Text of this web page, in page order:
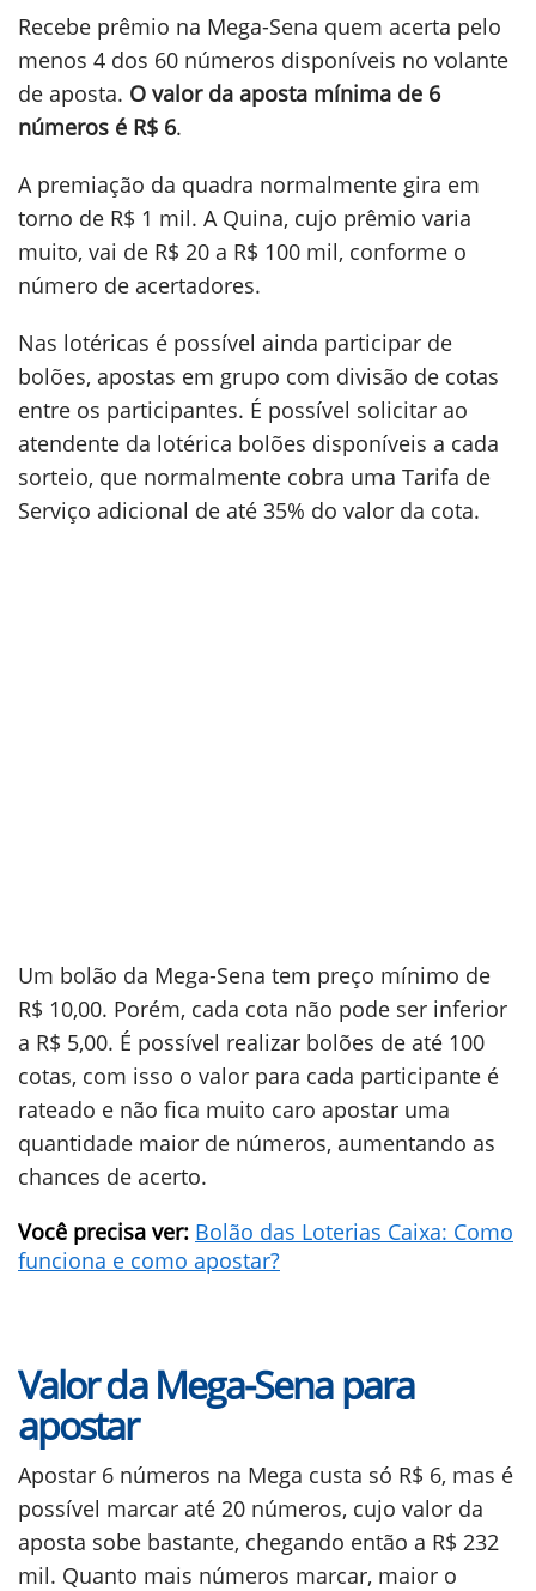
Recebe prêmio na Mega-Sena quem acerta pelo
menos 4 dos 60 números disponíveis no volante
de aposta. O valor da aposta mínima de 6
números é R$ 6.
A premiação da quadra normalmente gira em
torno de R$ 1 mil. A Quina, cujo prêmio varia
muito, vai de R$ 20 a R$ 100 mil, conforme o
número de acertadores.
Nas lotéricas é possível ainda participar de
bolões, apostas em grupo com divisão de cotas
entre os participantes. É possível solicitar ao
atendente da lotérica bolões disponíveis a cada
sorteio, que normalmente cobra uma Tarifa de
Serviço adicional de até 35% do valor da cota.
Um bolão da Mega-Sena tem preço mínimo de
R$ 10,00. Porém, cada cota não pode ser inferior
a R$ 5,00. É possível realizar bolões de até 100
cotas, com isso o valor para cada participante é
rateado e não fica muito caro apostar uma
quantidade maior de números, aumentando as
chances de acerto.
Você precisa ver: Bolão das Loterias Caixa: Como
funciona e como apostar?
Valor da Mega-Sena para
apostar
Apostar 6 números na Mega custa só R$ 6, mas é
possível marcar até 20 números, cujo valor da
aposta sobe bastante, chegando então a R$ 232
mil. Quanto mais números marcar, maior o